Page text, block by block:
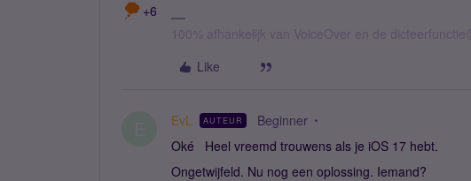
+6
100% afhankelijk van VoiceOver en de dicteerfunctie😉
Like
EvL AUTEUR Beginner
Oké Heel vreemd trouwens als je iOS 17 hebt.
Ongetwijfeld. Nu nog een oplossing. Iemand?